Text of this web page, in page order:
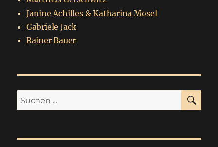
Janine Achilles & Katharina Mosel
Gabriele Jack
Rainer Bauer
Suchen
nach: